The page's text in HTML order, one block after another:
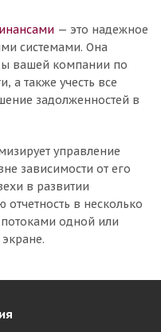
— это надежное
системами. Она
вашей компании по
а также учесть все
задолженностей в
управление
зависимости от его
в развитии
в несколько
одной или